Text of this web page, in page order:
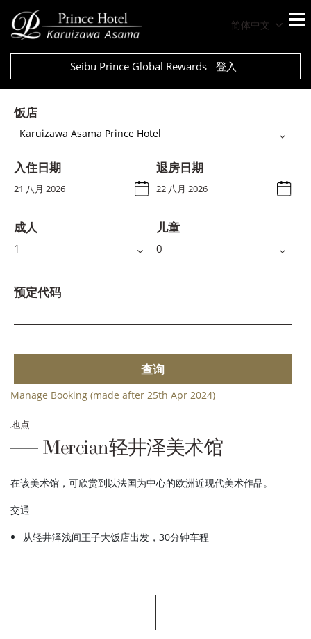
简体中文
Seibu Prince Global Rewards 登入
饭店
Karuizawa Asama Prince Hotel
入住日期 退房日期
成人 儿童
预定代码
查询
Manage Booking (made after 25th Apr 2024)
地点
Mercian轻井泽美术馆
在该美术馆，可欣赏到以法国为中心的欧洲近现代美术作品。
交通
从轻井泽浅间王子大饭店出发，30分钟车程